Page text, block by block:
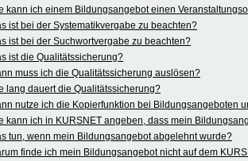
kann ich einem Bildungsangebot einen
ist bei der Systematikvergabe zu beachten?
ist bei der Suchwortvergabe zu beachten?
ist die Qualitätssicherung?
muss ich die Qualitätssicherung auslösen?
lang dauert die Qualitätssicherung?
nutze ich die Kopierfunktion bei Bildungsangeboten
kann ich in KURSNET angeben, dass mein
tun, wenn mein Bildungsangebot abgelehnt wurde?
finde ich mein Bildungsangebot nicht auf dem